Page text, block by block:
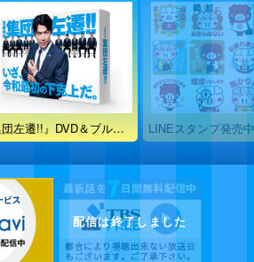
LINEスタンプ発売中！ 第9話の出
配信は終了しました